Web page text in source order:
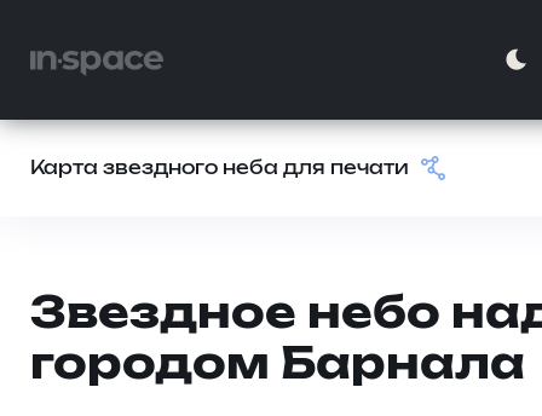
Карта звездного неба для печати
Звездное небо
городом Барнала